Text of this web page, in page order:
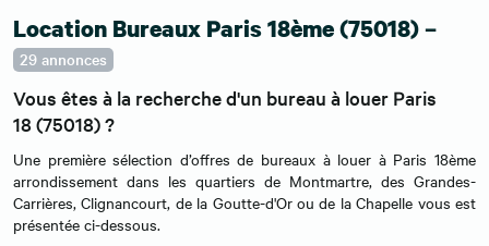
Location Bureaux Paris 18ème (75018) –
29 annonces
Vous êtes à la recherche d'un bureau à louer Paris
18 (75018) ?
Une première sélection d’offres de bureaux à louer à Paris 18ème
arrondissement dans les quartiers de Montmartre, des Grandes-
Carrières, Clignancourt, de la Goutte-d'Or ou de la Chapelle vous est
présentée ci-dessous.